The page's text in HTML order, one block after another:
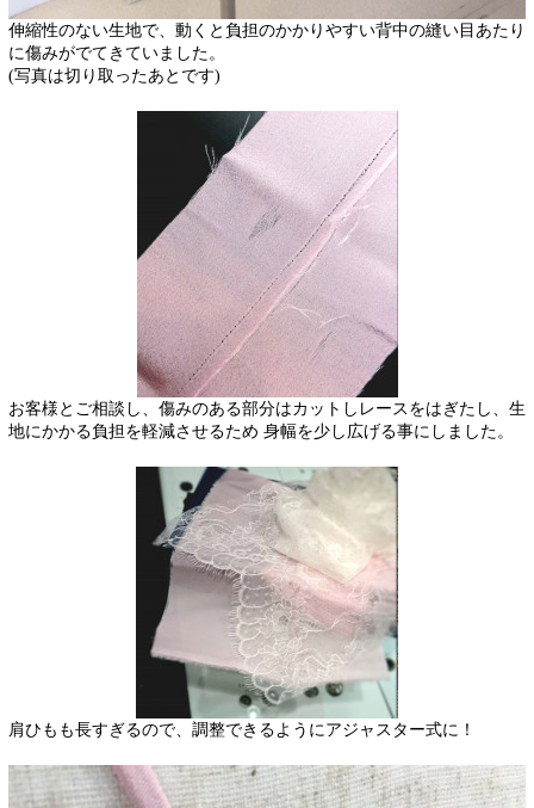
伸縮性のない生地で、動くと負担のかかりやすい背中の縫い目あたり
に傷みがでてきていました。
(写真は切り取ったあとです)
お客様とご相談し、傷みのある部分はカットしレースをはぎたし、生
地にかかる負担を軽減させるため 身幅を少し広げる事にしました。
肩ひもも長すぎるので、調整できるようにアジャスター式に！